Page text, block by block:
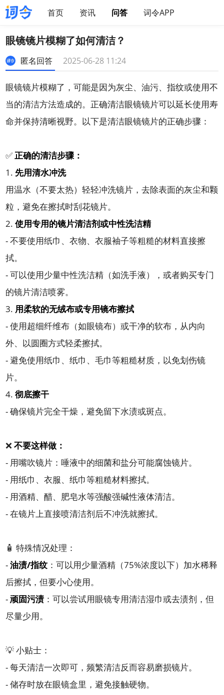
首页 资讯 问答 词令APP
眼镜镜片模糊了如何清洁？
匿名回答 2025-06-28 11:24
眼镜镜片模糊了，可能是因为灰尘、油污、指纹或使用不
当的清洁方法造成的。正确清洁眼镜镜片可以延长使用寿
命并保持清晰视野。以下是清洁眼镜镜片的正确步骤：
✅正确的清洁步骤：
1. 先用清水冲洗
用温水（不要太热）轻轻冲洗镜片，去除表面的灰尘和颗
粒，避免在擦拭时刮花镜片。
2.使用专用的镜片清洁剂或中性洗洁精
- 不要使用纸巾、衣物、衣服袖子等粗糙的材料直接擦
拭。
- 可以使用少量中性洗洁精（如洗手液），或者购买专门
的镜片清洁喷雾。
3. 用柔软的无绒布或专用镜布擦拭
- 使用超细纤维布（如眼镜布）或干净的软布，从内向
外、以圆圈方式轻柔擦拭。
- 避免使用纸巾、纸巾、毛巾等粗糙材质，以免划伤镜
片。
4.彻底擦干
- 确保镜片完全干燥，避免留下水渍或斑点。
❌不要这样做：
- 用嘴吹镜片：唾液中的细菌和盐分可能腐蚀镜片。
- 用纸巾、衣服、纸巾等粗糙材料擦拭。
- 用酒精、醋、肥皂水等强酸强碱性液体清洁。
- 在镜片上直接喷清洁剂后不冲洗就擦拭。
🧴 特殊情况处理：
-油渍/指纹 ：可以用少量酒精（75%浓度以下）加水稀释
后擦拭，但要小心使用。
-顽固污渍：可以尝试用眼镜专用清洁湿巾或去渍剂，但
尽量少用。
💡 小贴士：
- 每天清洁一次即可，频繁清洁反而容易磨损镜片。
- 储存时放在眼镜盒里，避免接触硬物。